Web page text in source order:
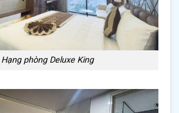
Hạng phòng Deluxe King